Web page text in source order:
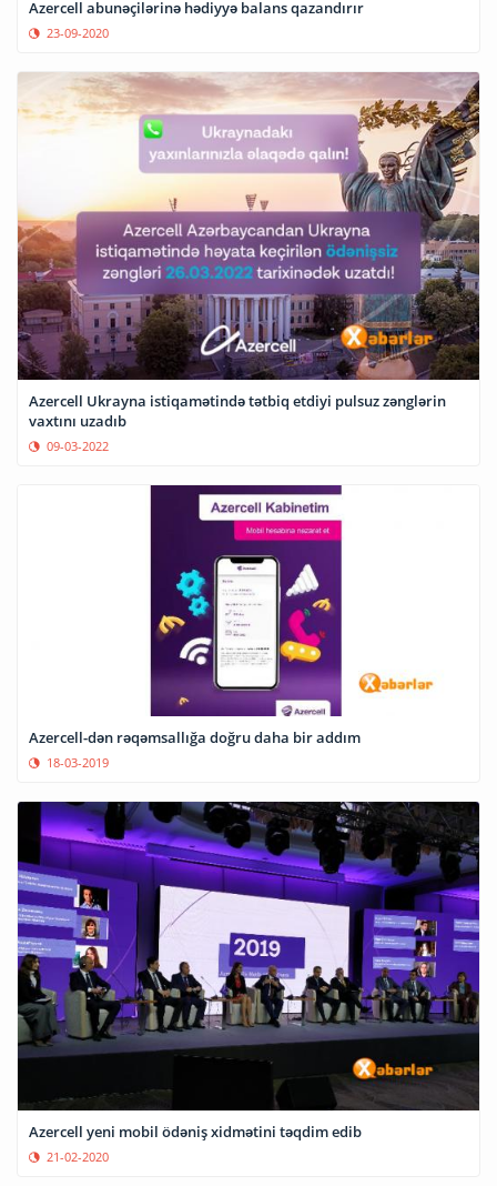
Azercell abunəçilərinə hədiyyə balans qazandırır
23-09-2020
Azercell Ukrayna istiqamətində tətbiq etdiyi pulsuz zənglərin
vaxtını uzadıb
09-03-2022
Azercell-dən rəqəmsallığa doğru daha bir addım
18-03-2019
Azercell yeni mobil ödəniş xidmətini təqdim edib
21-02-2020